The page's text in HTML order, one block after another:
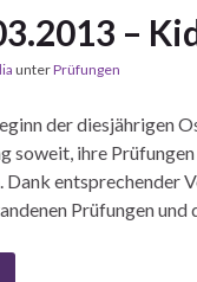
–
unterPrüfungen
der diesjährigen
soweit, ihre
Dank entsprechender
Prüfungen